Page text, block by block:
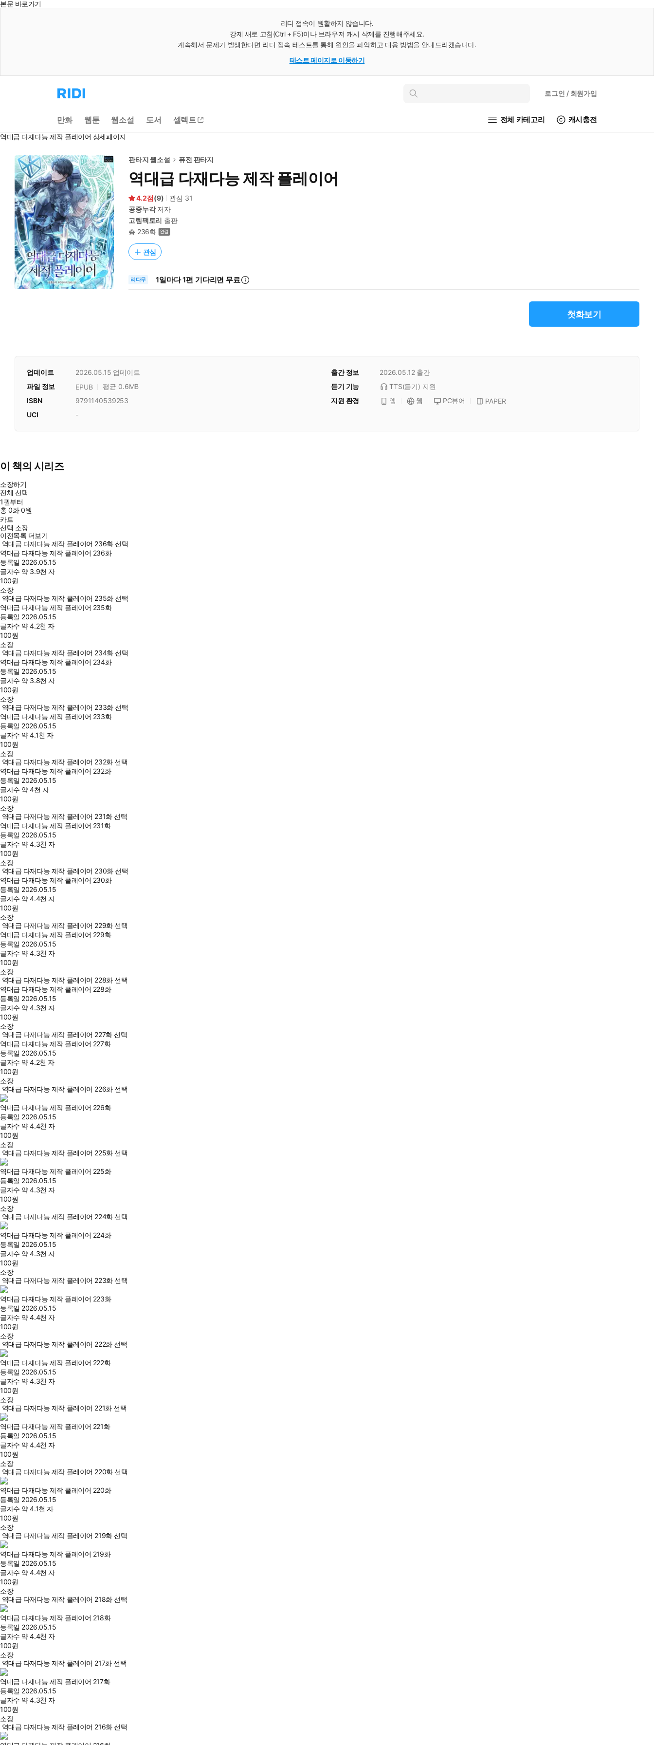
본문 바로가기
리디 접속이 원활하지 않습니다.
강제 새로 고침(Ctrl + F5)이나 브라우저 캐시 삭제를 진행해주세요.
계속해서 문제가 발생한다면 리디 접속 테스트를 통해 원인을 파악하고 대응 방법을 안내드리겠습니다.
테스트 페이지로 이동하기
리
디
으
로
동
인
로그인 / 회원가입
만화 웹툰 웹소설 도서 셀렉트 전체 카테고리 캐시충전
역대급 다재다능 제작 플레이어 상세페이지
판타지 웹소설 퓨전 판타지
역대급 다재다능 제작 플레이어
4.2 (9) 관심 31
공중누각저자
고렘팩토리 출판
총 236화
관심
리다무 1일마다1편 기다리면 무료
첫화보기
업데이트 2026.05.15 업데이트 출간 정보 2026.05.12 출간
듣기 기능
TTS(듣기) 지원
파일 정보 EPUB
평균 0.6MB
지원 환경
앱 웹 PC뷰어 PAPER
ISBN
9791140539253
UCI
-
이 책의 시리즈
소장하기
전체 선택
1권부터
총0화0원
카트
선택 소장
이전목록 더보기
역대급 다재다능 제작 플레이어 236화 선택
역대급 다재다능 제작 플레이어 236화
등록일 2026.05.15
글자수 약 3.9천 자
100원
소장
역대급 다재다능 제작 플레이어 235화 선택
역대급 다재다능 제작 플레이어 235화
등록일 2026.05.15
글자수 약 4.2천 자
100원
소장
역대급 다재다능 제작 플레이어 234화 선택
역대급 다재다능 제작 플레이어 234화
등록일 2026.05.15
글자수 약 3.8천 자
100원
소장
역대급 다재다능 제작 플레이어 233화 선택
역대급 다재다능 제작 플레이어 233화
등록일 2026.05.15
글자수 약 4.1천 자
100원
소장
역대급 다재다능 제작 플레이어 232화 선택
역대급 다재다능 제작 플레이어 232화
등록일 2026.05.15
글자수 약 4천 자
100원
소장
역대급 다재다능 제작 플레이어 231화 선택
역대급 다재다능 제작 플레이어 231화
등록일 2026.05.15
글자수 약 4.3천 자
100원
소장
역대급 다재다능 제작 플레이어 230화 선택
역대급 다재다능 제작 플레이어 230화
등록일 2026.05.15
글자수 약 4.4천 자
100원
소장
역대급 다재다능 제작 플레이어 229화 선택
역대급 다재다능 제작 플레이어 229화
등록일 2026.05.15
글자수 약 4.3천 자
100원
소장
역대급 다재다능 제작 플레이어 228화 선택
역대급 다재다능 제작 플레이어 228화
등록일 2026.05.15
글자수 약 4.3천 자
100원
소장
역대급 다재다능 제작 플레이어 227화 선택
역대급 다재다능 제작 플레이어 227화
등록일 2026.05.15
글자수 약 4.2천 자
100원
소장
역대급 다재다능 제작 플레이어 226화 선택
역대급 다재다능 제작 플레이어 226화
등록일 2026.05.15
글자수 약 4.4천 자
100원
소장
역대급 다재다능 제작 플레이어 225화 선택
역대급 다재다능 제작 플레이어 225화
등록일 2026.05.15
글자수 약 4.3천 자
100원
소장
역대급 다재다능 제작 플레이어 224화 선택
역대급 다재다능 제작 플레이어 224화
등록일 2026.05.15
글자수 약 4.3천 자
100원
소장
역대급 다재다능 제작 플레이어 223화 선택
역대급 다재다능 제작 플레이어 223화
등록일 2026.05.15
글자수 약 4.4천 자
100원
소장
역대급 다재다능 제작 플레이어 222화 선택
역대급 다재다능 제작 플레이어 222화
등록일 2026.05.15
글자수 약 4.3천 자
100원
소장
역대급 다재다능 제작 플레이어 221화 선택
역대급 다재다능 제작 플레이어 221화
등록일 2026.05.15
글자수 약 4.4천 자
100원
소장
역대급 다재다능 제작 플레이어 220화 선택
역대급 다재다능 제작 플레이어 220화
등록일 2026.05.15
글자수 약 4.1천 자
100원
소장
역대급 다재다능 제작 플레이어 219화 선택
역대급 다재다능 제작 플레이어 219화
등록일 2026.05.15
글자수 약 4.4천 자
100원
소장
역대급 다재다능 제작 플레이어 218화 선택
역대급 다재다능 제작 플레이어 218화
등록일 2026.05.15
글자수 약 4.4천 자
100원
소장
역대급 다재다능 제작 플레이어 217화 선택
역대급 다재다능 제작 플레이어 217화
등록일 2026.05.15
글자수 약 4.3천 자
100원
소장
역대급 다재다능 제작 플레이어 216화 선택